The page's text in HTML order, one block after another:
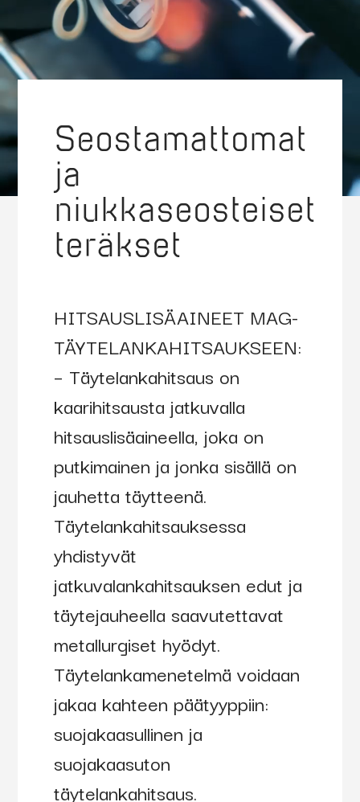
Seostamattomat
ja
niukkaseosteiset
teräkset
HITSAUSLISÄAINEET MAG-
TÄYTELANKAHITSAUKSEEN:
– Täytelankahitsaus on
kaarihitsausta jatkuvalla
hitsauslisäaineella, joka on
putkimainen ja jonka sisällä on
jauhetta täytteenä.
Täytelankahitsauksessa
yhdistyvät
jatkuvalankahitsauksen edut ja
täytejauheella saavutettavat
metallurgiset hyödyt.
Täytelankamenetelmä voidaan
jakaa kahteen päätyyppiin:
suojakaasullinen ja
suojakaasuton
täytelankahitsaus.